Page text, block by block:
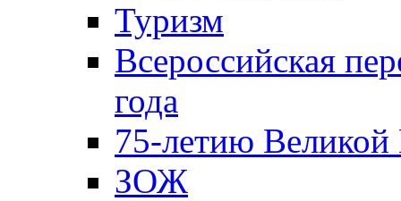
Туризм
Всероссийская
года
75-летию
ЗОЖ